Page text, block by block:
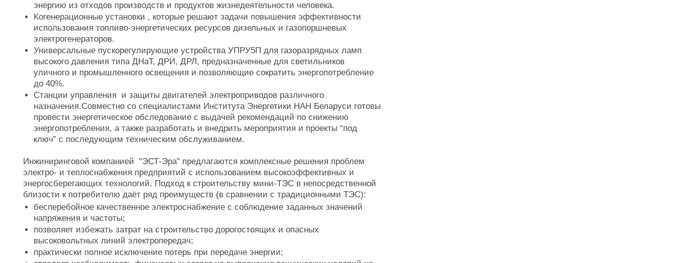
энергию из отходов производств и продуктов жизнедеятельности человека.
Когенерационные установки , которые решают задачи повышения эффективности
использования топливо-энергетических ресурсов дизельных и газопоршневых
электрогенераторов.
Универсальные пускорегулирующие устройства УПРУ5П для газоразрядных ламп
высокого давления типа ДНаТ, ДРИ, ДРЛ, предназначенные для светильников
уличного и промышленного освещения и позволяющие сократить энергопотребление
до 40%.
Станции управления и защиты двигателей электроприводов различного
назначения.Совместно со специалистами Института Энергетики НАН Беларуси готовы
провести энергетическое обследование с выдачей рекомендаций по снижению
энергопотребления, а также разработать и внедрить мероприятия и проекты “под
ключ” с последующим техническим обслуживанием.
Инжиниринговой компанией "ЭСТ-Эра" предлагаются комплексные решения проблем
электро- и теплоснабжения предприятий с использованием высокоэффективных и
энергосберегающих технологий. Подход к строительству мини-ТЭС в непосредственной
близости к потребителю даёт ряд преимуществ (в сравнении с традиционными ТЭС):
бесперебойное качественное электроснабжение с соблюдение заданных значений
напряжения и частоты;
позволяет избежать затрат на строительство дорогостоящих и опасных
высоковольтных линий электропередач;
практически полное исключение потерь при передаче энергии;